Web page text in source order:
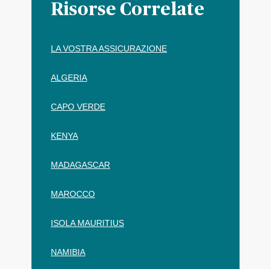
Risorse Correlate
LA VOSTRA ASSICURAZIONE
ALGERIA
CAPO VERDE
KENYA
MADAGASCAR
MAROCCO
ISOLA MAURITIUS
NAMIBIA